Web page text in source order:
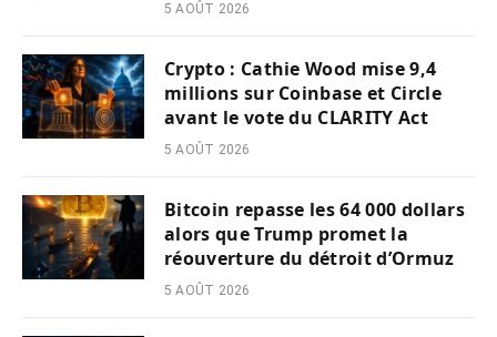
5 AOÛT 2026
Crypto : Cathie Wood mise 9,4
millions sur Coinbase et Circle
avant le vote du CLARITY Act
5 AOÛT 2026
Bitcoin repasse les 64 000 dollars
alors que Trump promet la
réouverture du détroit d’Ormuz
5 AOÛT 2026